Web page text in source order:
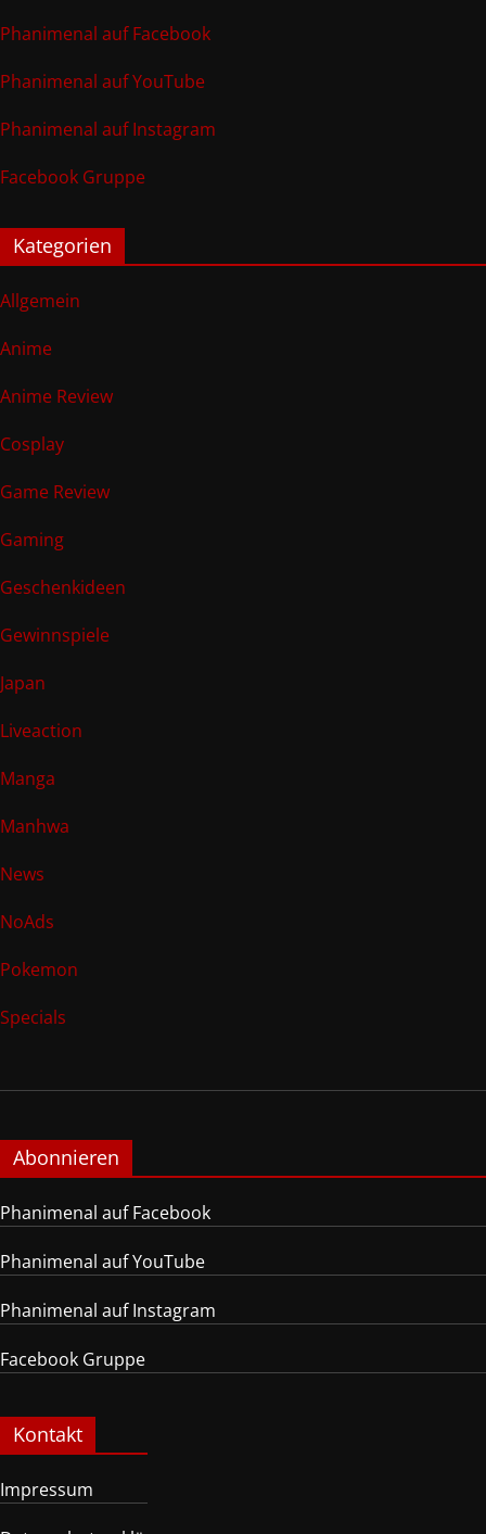
Phanimenal auf Facebook
Phanimenal auf YouTube
Phanimenal auf Instagram
Facebook Gruppe
Kategorien
Allgemein
Anime
Anime Review
Cosplay
Game Review
Gaming
Geschenkideen
Gewinnspiele
Japan
Liveaction
Manga
Manhwa
News
NoAds
Pokemon
Specials
Abonnieren
Phanimenal auf Facebook
Phanimenal auf YouTube
Phanimenal auf Instagram
Facebook Gruppe
Kontakt
Impressum